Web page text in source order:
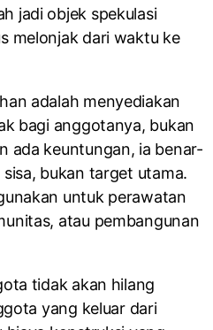
jadi objek spekulasi
melonjak dari waktu ke
adalah menyediakan
bagi anggotanya, bukan
ada keuntungan, ia benar-
bukan target utama.
untuk perawatan
atau pembangunan
tidak akan hilang
yang keluar dari